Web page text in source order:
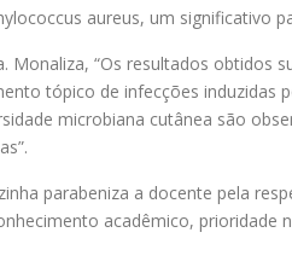
aureus, um significativo
Monaliza, “Os resultados obtidos
tópico de infecções induzidas
microbiana cutânea são
parabeniza a docente pela
acadêmico, prioridade